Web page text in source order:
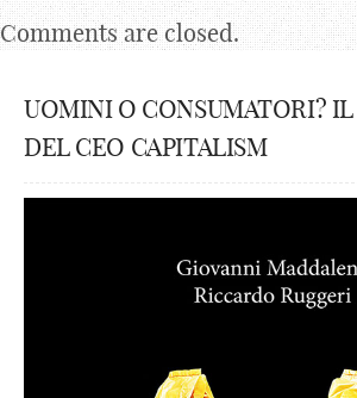
Comments are closed.
UOMINI O CONSUMATORI?
DEL CEO CAPITALISM